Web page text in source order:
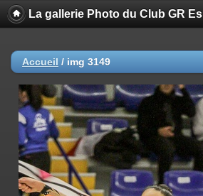
La gallerie Photo du Club GR
Accueil / img 3149